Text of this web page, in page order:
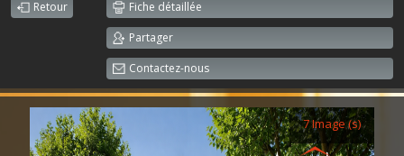
Retour
Fiche détaillée
Partager
Contactez-nous
7 Image (s)